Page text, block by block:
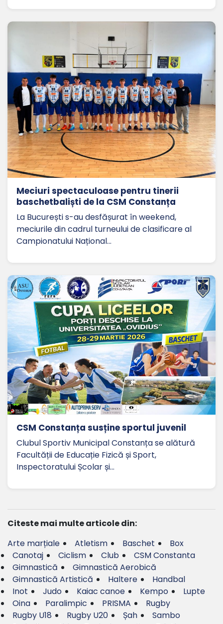
Meciuri spectaculoase pentru tinerii
baschetbaliști de la CSM Constanța
La București s-au desfășurat în weekend,
meciurile din cadrul turneului de clasificare al
Campionatului Național…
CSM Constanța susține sportul juvenil
Clubul Sportiv Municipal Constanța se alătură
Facultății de Educație Fizică și Sport,
Inspectoratului Școlar și…
Citeste mai multe articole din:
Arte marțiale
Atletism Baschet
Box
Canotaj
Ciclism Club
CSM Constanta
Gimnastică
Gimnastică Aerobică
Gimnastică Artistică
Haltere
Handbal
Inot
Judo Kaiac canoe Kempo
Lupte
Oina
Paralimpic PRISMA
Rugby
Rugby U18
Rugby U20 Șah
Sambo